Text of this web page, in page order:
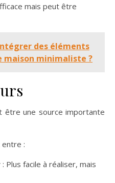
mais peut être
des éléments
maison minimaliste ?
être une source importante
entre :
: Plus facile à réaliser, mais